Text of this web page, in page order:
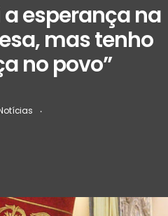
a esperança na
mas tenho
no povo”
‧